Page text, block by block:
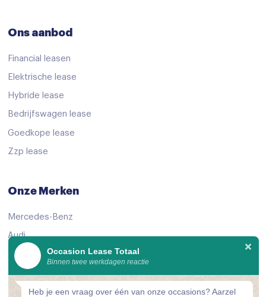
Ons aanbod
Financial leasen
Elektrische lease
Hybride lease
Bedrijfswagen lease
Goedkope lease
Zzp lease
Onze Merken
Mercedes-Benz
Audi
Volkswagen
Peugeot
Occasion Lease Totaal
Binnen twee werkdagen reactie
Heb je een vraag over één van onze occasions? Aarzel